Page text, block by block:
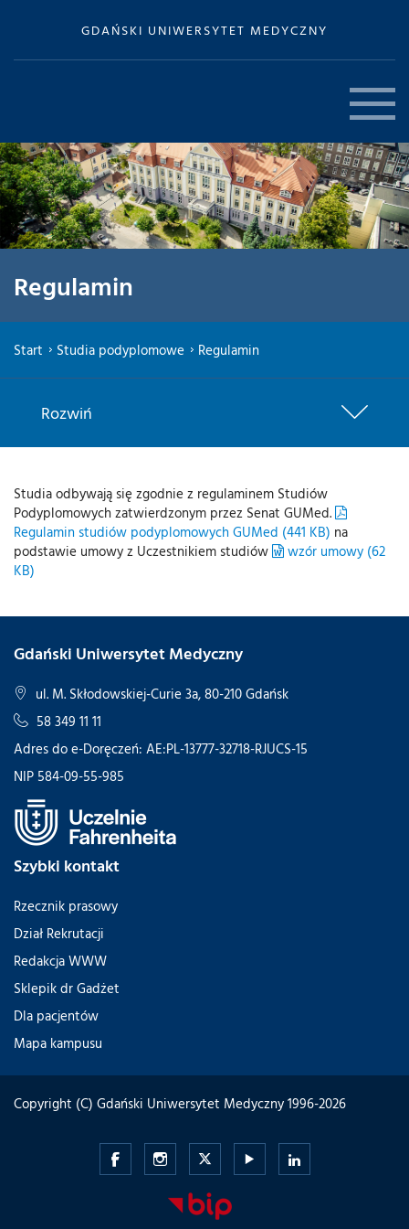
GDAŃSKI UNIWERSYTET MEDYCZNY
Regulamin
Start Studia podyplomowe Regulamin
Rozwiń
Studia odbywają się zgodnie z regulaminem Studiów
Podyplomowych zatwierdzonym przez Senat GUMed.
Regulamin studiów podyplomowych GUMed (441 KB) na
podstawie umowy z Uczestnikiem studiów
wzór umowy (62
KB)
Gdański Uniwersytet Medyczny
ul. M. Skłodowskiej-Curie 3a, 80-210 Gdańsk
58 349 11 11
Adres do e-Doręczeń: AE:PL-13777-32718-RJUCS-15
NIP 584-09-55-985
Szybki kontakt
Rzecznik prasowy
Dział Rekrutacji
Redakcja WWW
Sklepik dr Gadżet
Dla pacjentów
Mapa kampusu
Copyright (C) Gdański Uniwersytet Medyczny 1996-2026
Gdański
Uniwersytet
Gdański
Uniwersytet
Medyczny
Gdański
Uniwersytet
Medyczny
GdańskiGdański